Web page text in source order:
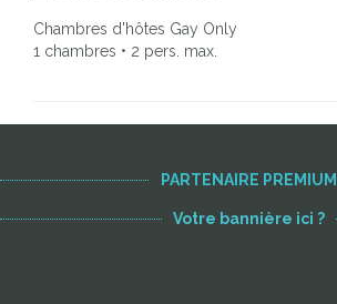
Chambres d'hôtes Gay Only
1 chambres • 2 pers. max.
PARTENAIRE PREMIUM
Votre bannière ici ?